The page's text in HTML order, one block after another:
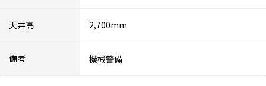
天井高 2,700mm
備考 機械警備